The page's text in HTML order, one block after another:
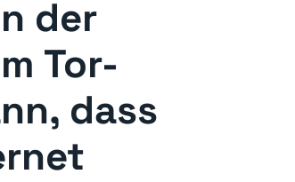
der
Tor-
dass